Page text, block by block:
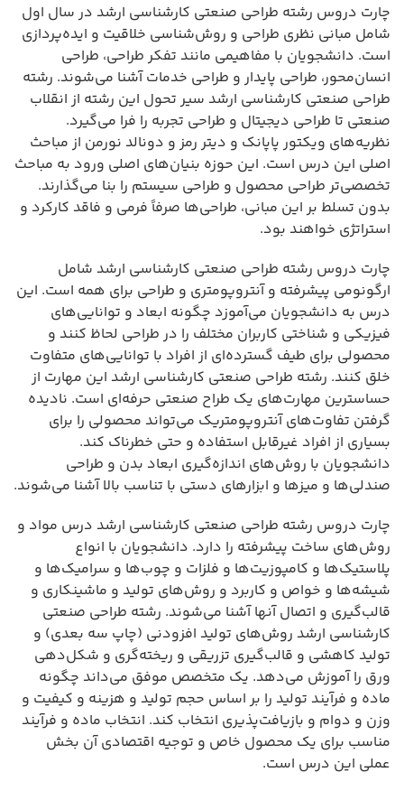
چارت دروس رشته طراحی صنعتی کارشناسی ارشد در سال اول
شامل مبانی نظری طراحی و روش‌شناسی خلاقیت و ایده‌پردازی
است. دانشجویان با مفاهیمی مانند تفکر طراحی، طراحی
انسان‌محور، طراحی پایدار و طراحی خدمات آشنا می‌شوند. رشته
طراحی صنعتی کارشناسی ارشد سیر تحول این رشته از انقلاب
صنعتی تا طراحی دیجیتال و طراحی تجربه را فرا می‌گیرد.
نظریه‌های ویکتور پاپانک و دیتر رمز و دونالد نورمن از مباحث
اصلی این درس است. این حوزه بنیان‌های اصلی ورود به مباحث
تخصصی‌تر طراحی محصول و طراحی سیستم را بنا می‌گذارند.
بدون تسلط بر این مبانی، طراحی‌ها صرفاً فرمی و فاقد کارکرد و
استراتژی خواهند بود.
چارت دروس رشته طراحی صنعتی کارشناسی ارشد شامل
ارگونومی پیشرفته و آنتروپومتری و طراحی برای همه است. این
درس به دانشجویان می‌آموزد چگونه ابعاد و توانایی‌های
فیزیکی و شناختی کاربران مختلف را در طراحی لحاظ کنند و
محصولی برای طیف گسترده‌ای از افراد با توانایی‌های متفاوت
خلق کنند. رشته طراحی صنعتی کارشناسی ارشد این مهارت از
حساسترین مهارت‌های یک طراح صنعتی حرفه‌ای است. نادیده
گرفتن تفاوت‌های آنتروپومتریک می‌تواند محصولی را برای
بسیاری از افراد غیرقابل استفاده و حتی خطرناک کند.
دانشجویان با روش‌های اندازه‌گیری ابعاد بدن و طراحی
صندلی‌ها و میزها و ابزارهای دستی با تناسب بالا آشنا می‌شوند.
چارت دروس رشته طراحی صنعتی کارشناسی ارشد درس مواد و
روش‌های ساخت پیشرفته را دارد. دانشجویان با انواع
پلاستیک‌ها و کامپوزیت‌ها و فلزات و چوب‌ها و سرامیک‌ها و
شیشه‌ها و خواص و کاربرد و روش‌های تولید و ماشینکاری و
قالب‌گیری و اتصال آنها آشنا می‌شوند. رشته طراحی صنعتی
کارشناسی ارشد روش‌های تولید افزودنی (چاپ سه بعدی) و
تولید کاهشی و قالب‌گیری تزریقی و ریخته‌گری و شکل‌دهی
ورق را آموزش می‌دهد. یک متخصص موفق می‌داند چگونه
ماده و فرآیند تولید را بر اساس حجم تولید و هزینه و کیفیت و
وزن و دوام و بازیافت‌پذیری انتخاب کند. انتخاب ماده و فرآیند
مناسب برای یک محصول خاص و توجیه اقتصادی آن بخش
عملی این درس است.